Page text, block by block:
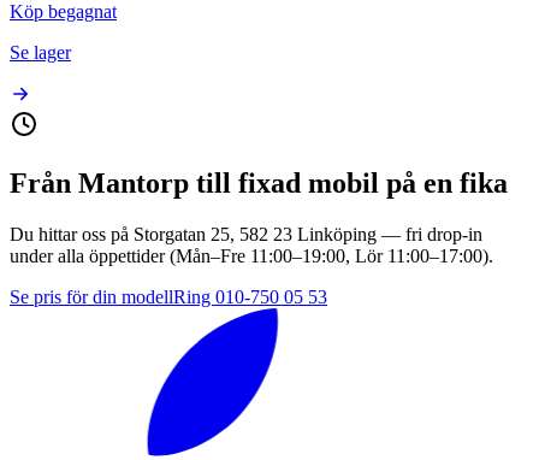
Köp begagnat
Se lager
Från Mantorp till fixad mobil på en fika
Du hittar oss på Storgatan 25, 582 23 Linköping — fri drop-in
under alla öppettider (Mån–Fre 11:00–19:00, Lör 11:00–17:00).
Se pris för din modellRing 010-750 05 53